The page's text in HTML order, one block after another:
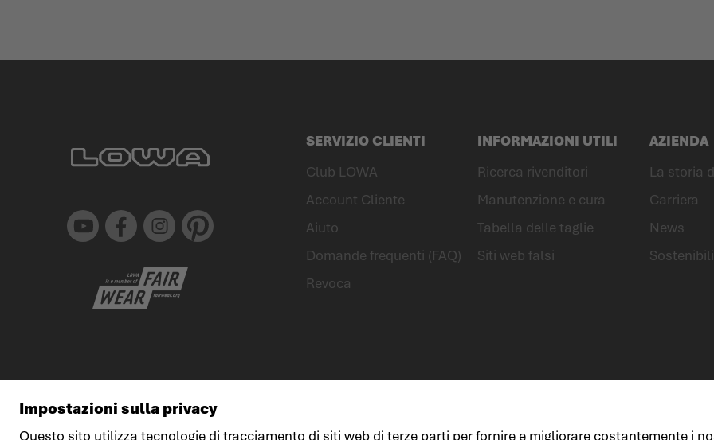
Youtube Facebook Instagram Pinterest
SERVIZIO CLIENTI
Club LOWA
Account Cliente
Aiuto
Domande frequenti (FAQ)
Revoca
INFORMAZIONI UTILI
Ricerca rivenditori
Manutenzione e cura
Tabella delle taglie
Siti web falsi
AZIENDA
La storia
Carriera
News